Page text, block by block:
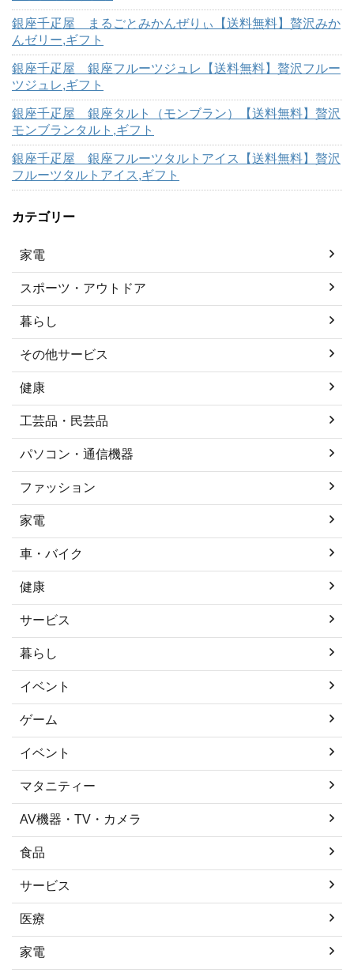
銀座千疋屋 まるごとみかんぜりぃ【送料無料】贅沢みか
んゼリー,ギフト
銀座千疋屋 銀座フルーツジュレ【送料無料】贅沢フルー
ツジュレ,ギフト
銀座千疋屋 銀座タルト（モンブラン）【送料無料】贅沢
モンブランタルト,ギフト
銀座千疋屋 銀座フルーツタルトアイス【送料無料】贅沢
フルーツタルトアイス,ギフト
カテゴリー
家電
スポーツ・アウトドア
暮らし
その他サービス
健康
工芸品・民芸品
パソコン・通信機器
ファッション
家電
車・バイク
健康
サービス
暮らし
イベント
ゲーム
イベント
マタニティー
AV機器・TV・カメラ
食品
サービス
医療
家電